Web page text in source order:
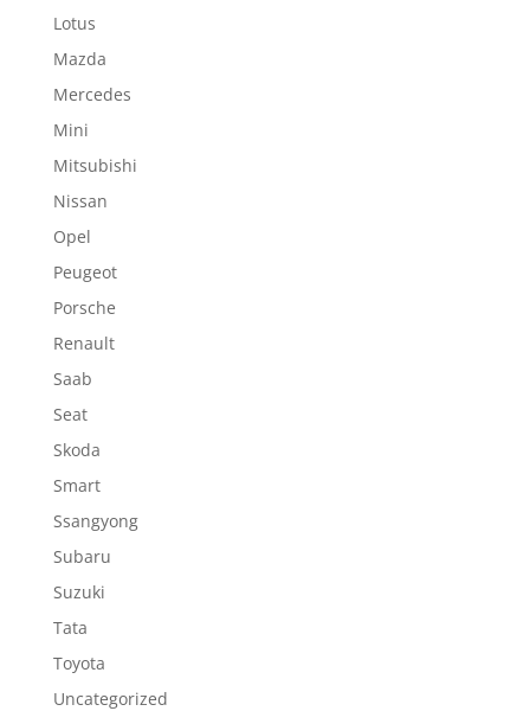
Lotus
Mazda
Mercedes
Mini
Mitsubishi
Nissan
Opel
Peugeot
Porsche
Renault
Saab
Seat
Skoda
Smart
Ssangyong
Subaru
Suzuki
Tata
Toyota
Uncategorized